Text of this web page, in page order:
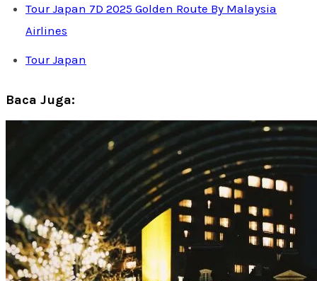
Tour Japan 7D 2025 Golden Route By Malaysia
Airlines
Tour Japan
Baca Juga: